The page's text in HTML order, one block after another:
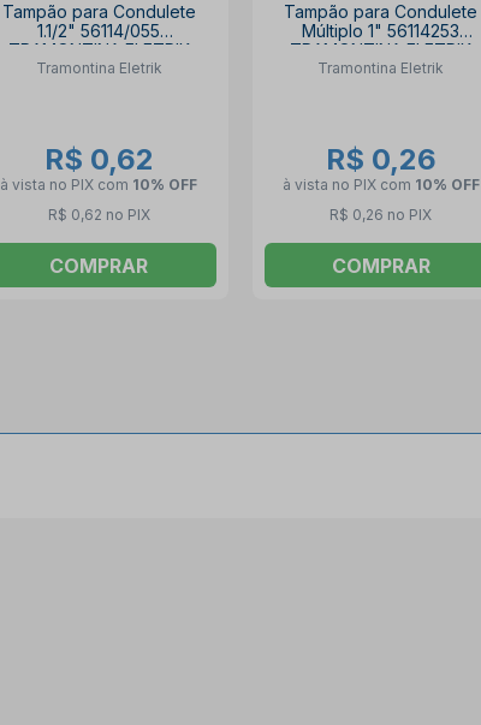
Tampão para Condulete
1.1/2" 56114/055
TRAMONTINA ELETRIK
Tramontina Eletrik
R$ 0,62
à vista no PIX com 10% OFF
R$ 0,62 no PIX
COMPRAR
Tampão para Condulete
Múltiplo 1" 56114253
TRAMONTINA ELETRIK
Tramontina Eletrik
R$ 0,26
à vista no PIX com 10% OFF
R$ 0,26 no PIX
COMPRAR